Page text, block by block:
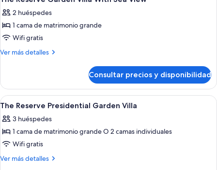
Front
todas
las
fotos
de
The
Villa
With
Sea
View
2 huéspedes
1 cama de matrimonio grande
Wifi gratis
Ver más detalles
Más
Reserve
Garden
Villa
Sea
View
Consultar precios y disponibilidad
Abrir
todas
las
fotos
de
The
Un dormitorio con cama con dosel,
2
The Reserve Presidential Garden Villa
3 huéspedes
1 cama de matrimonio grande O 2 camas individuales
Wifi gratis
Ver más detalles
Más